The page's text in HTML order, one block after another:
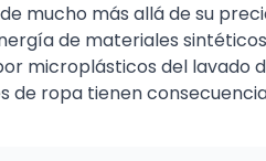
mucho más allá de su
de materiales
microplásticos del lavado
de ropa tienen